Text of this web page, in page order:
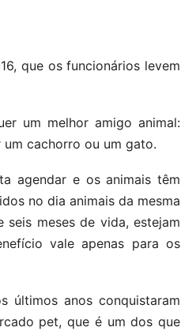
que os funcionários levem
um melhor amigo animal:
um cachorro ou um gato.
agendar e os animais têm
no dia animais da mesma
meses de vida, estejam
vale apenas para os
últimos anos conquistaram
pet, que é um dos que